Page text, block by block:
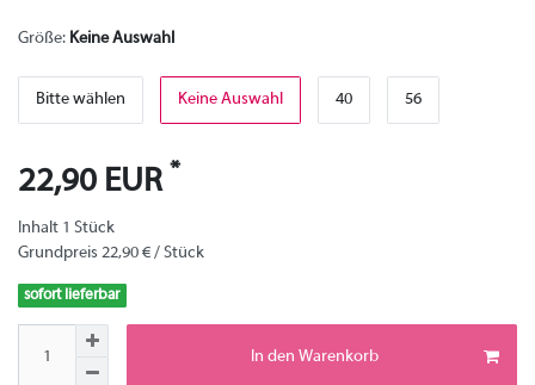
Größe: Keine Auswahl
Bitte wählen Keine Auswahl 40 56
22,90 EUR *
Inhalt 1 Stück
Grundpreis 22,90 € / Stück
sofort lieferbar
In den Warenkorb